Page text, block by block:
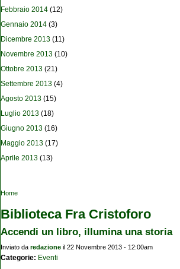
Febbraio 2014 (12)
Gennaio 2014 (3)
Dicembre 2013 (11)
Novembre 2013 (10)
Ottobre 2013 (21)
Settembre 2013 (4)
Agosto 2013 (15)
Luglio 2013 (18)
Giugno 2013 (16)
Maggio 2013 (17)
Aprile 2013 (13)
Tu sei qui
Home
Biblioteca Fra Cristoforo
Accendi un libro, illumina una storia
Inviato da redazione il 22 Novembre 2013 - 12:00am
Categorie: Eventi